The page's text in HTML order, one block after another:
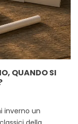
QUANDO SI
inverno un